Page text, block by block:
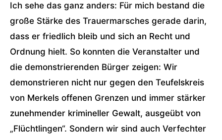
Ich sehe das ganz anders: Für mich bestand die
große Stärke des Trauermarsches gerade darin,
dass er friedlich bleib und sich an Recht und
Ordnung hielt. So konnten die Veranstalter und
die demonstrierenden Bürger zeigen: Wir
demonstrieren nicht nur gegen den Teufelskreis
von Merkels offenen Grenzen und immer stärker
zunehmender krimineller Gewalt, ausgeübt von
„Flüchtlingen“. Sondern wir sind auch Verfechter